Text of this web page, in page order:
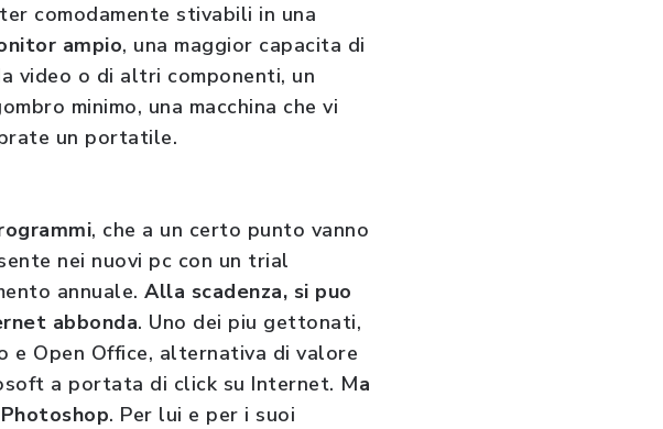
comodamente stivabili in una
ampio, una maggior capacita di
video o di altri componenti, un
minimo, una macchina che vi
un portatile.
, che a un certo punto vanno
nei nuovi pc con un trial
annuale.Alla scadenza, si puo
abbonda. Uno dei piu gettonati,
e Open Office, alternativa di valore
a portata di click su Internet. Ma
. Per lui e per i suoi